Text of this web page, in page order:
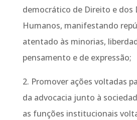
democrático de Direito e dos
Humanos, manifestando
atentado às minorias,
pensamento e de expressão;
2. Promover ações voltadas
da advocacia junto à
as funções institucionais